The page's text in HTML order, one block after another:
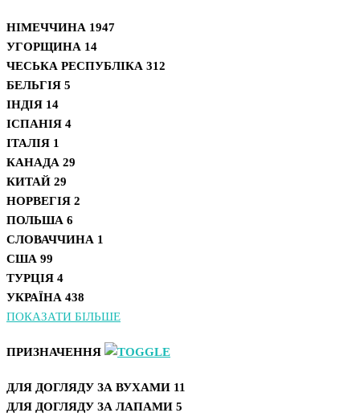
НІМЕЧЧИНА 1947
УГОРЩИНА 14
ЧЕСЬКА РЕСПУБЛІКА 312
БЕЛЬГІЯ 5
ІНДІЯ 14
ІСПАНІЯ 4
ІТАЛІЯ 1
КАНАДА 29
КИТАЙ 29
НОРВЕГІЯ 2
ПОЛЬША 6
СЛОВАЧЧИНА 1
США 99
ТУРЦІЯ 4
УКРАЇНА 438
ПОКАЗАТИ БІЛЬШЕ
ПРИЗНАЧЕННЯ
ДЛЯ ДОГЛЯДУ ЗА ВУХАМИ 11
ДЛЯ ДОГЛЯДУ ЗА ЛАПАМИ 5